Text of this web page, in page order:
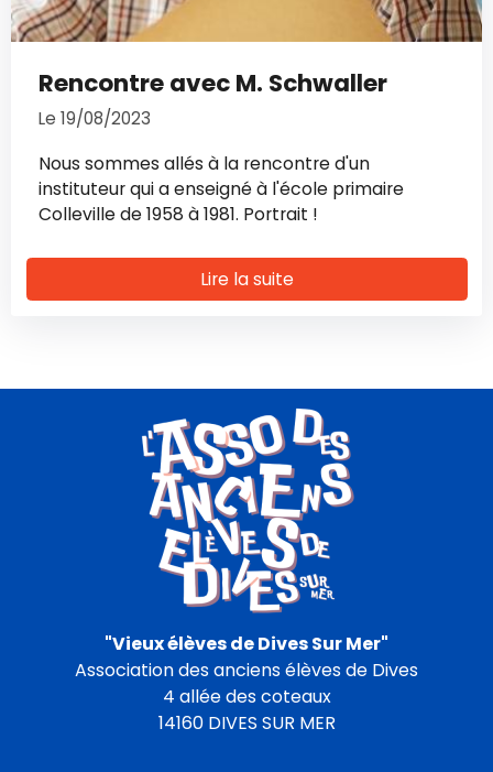
Rencontre avec M. Schwaller
Le 19/08/2023
Nous sommes allés à la rencontre d'un
instituteur qui a enseigné à l'école primaire
Colleville de 1958 à 1981. Portrait !
Lire la suite
"Vieux élèves de Dives Sur Mer"
Association des anciens élèves de Dives
4 allée des coteaux
14160 DIVES SUR MER